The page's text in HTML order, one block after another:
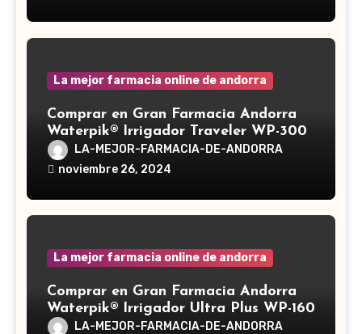
en la medicina tradicional asiática
La mejor farmacia online de andorra
Comprar en Gran Farmacia Andorra
Waterpik® Irrigador Traveler WP-300
LA-MEJOR-FARMACIA-DE-ANDORRA
noviembre 26, 2024
La mejor farmacia online de andorra
Comprar en Gran Farmacia Andorra
Waterpik® Irrigador Ultra Plus WP-160
LA-MEJOR-FARMACIA-DE-ANDORRA